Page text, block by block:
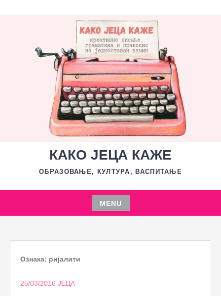
КАКО ЈЕЦА КАЖЕ
ОБРАЗОВАЊЕ, КУЛТУРА, ВАСПИТАЊЕ
MENU
Skip
content
Ознака: ријалити
25/03/2016 ЈЕЦА